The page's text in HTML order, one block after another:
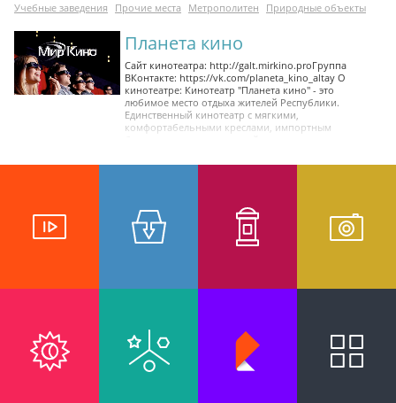
Учебные заведения
Прочие места Метрополитен Природные объекты
Планета кино
Сайт кинотеатра: http://galt.mirkino.proГруппа
ВКонтакте: https://vk.com/planeta_kino_altay О
кинотеатре: Кинотеатр "Планета кино" - это
любимое место отдыха жителей Республики.
Единственный кинотеатр с мягкими,
комфортабельными креслами, импортным
качественным звуком DOLBY DIGITAL SURROUND